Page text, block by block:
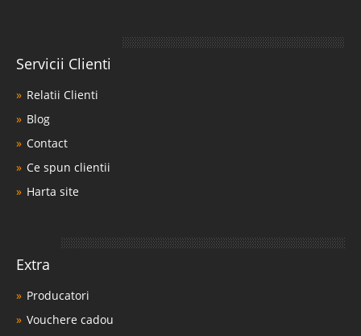
Servicii Clienti
Relatii Clienti
Blog
Contact
Ce spun clientii
Harta site
Extra
Producatori
Vouchere cadou